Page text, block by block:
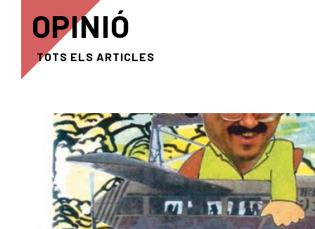
OPINIÓ
TOTS ELS ARTICLES